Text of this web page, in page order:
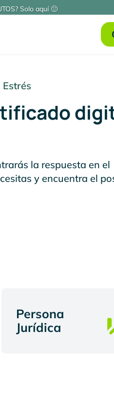
Solo aquí 🙂
la respuesta en el
y encuentra el
Persona
Jurídica